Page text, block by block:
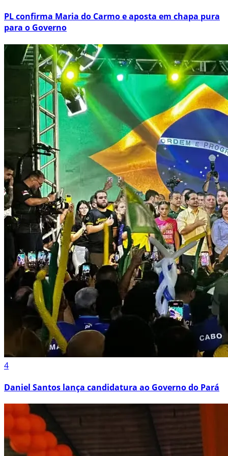
PL confirma Maria do Carmo e aposta em chapa pura
para o Governo
4
Daniel Santos lança candidatura ao Governo do Pará